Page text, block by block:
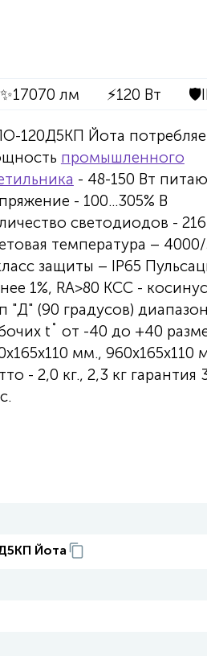
✨17070 лм ⚡120 Вт 🛡️
120Д5КП Йота
промышленного
- 48-150 Вт
- 100...305% В
светодиодов -
температура –
защиты – IP65
1%, RA>80 КСС -
"Д" (90 градусов) диапазон
t˚ от -40 до +40
мм., 960х165х110
- 2,0 кг., 2,3 кг гарантия
Йота